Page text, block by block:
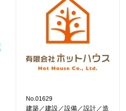
No.01629
建築／建設／設備／設計／造